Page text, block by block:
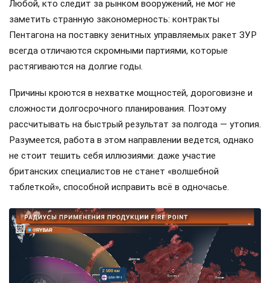
Любой, кто следит за рынком вооружений, не мог не
заметить странную закономерность: контракты
Пентагона на поставку зенитных управляемых ракет ЗУР
всегда отличаются скромными партиями, которые
растягиваются на долгие годы.
Причины кроются в нехватке мощностей, дороговизне и
сложности долгосрочного планирования. Поэтому
рассчитывать на быстрый результат за полгода — утопия.
Разумеется, работа в этом направлении ведется, однако
не стоит тешить себя иллюзиями: даже участие
британских специалистов не станет «волшебной
таблеткой», способной исправить всё в одночасье.